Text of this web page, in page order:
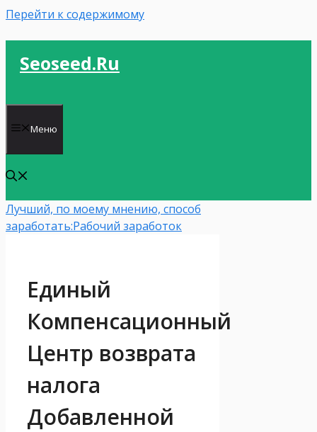
Перейти к содержимому
Seoseed.ru
Меню
Лучший, по моему мнению, способ
заработать:Рабочий заработок
Единый
Компенсационный
Центр возврата
налога
Добавленной